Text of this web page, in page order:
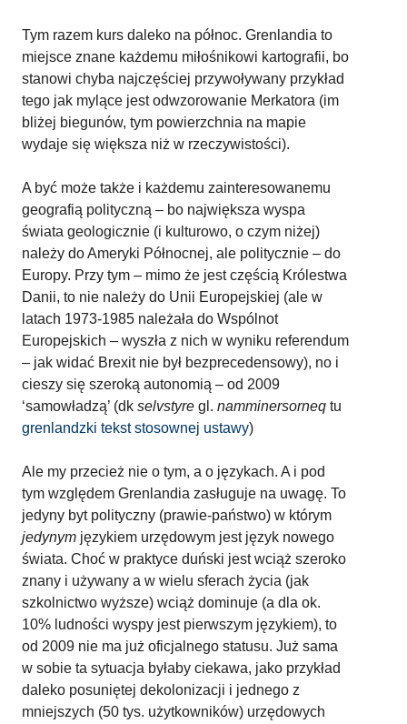
Tym razem kurs daleko na północ. Grenlandia to
miejsce znane każdemu miłośnikowi kartografii, bo
stanowi chyba najczęściej przywoływany przykład
tego jak mylące jest odwzorowanie Merkatora (im
bliżej biegunów, tym powierzchnia na mapie
wydaje się większa niż w rzeczywistości).
A być może także i każdemu zainteresowanemu
geografią polityczną – bo największa wyspa
świata geologicznie (i kulturowo, o czym niżej)
należy do Ameryki Północnej, ale politycznie – do
Europy. Przy tym – mimo że jest częścią Królestwa
Danii, to nie należy do Unii Europejskiej (ale w
latach 1973-1985 należała do Wspólnot
Europejskich – wyszła z nich w wyniku referendum
– jak widać Brexit nie był bezprecedensowy), no i
cieszy się szeroką autonomią – od 2009
‘samowładzą’ (dk selvstyre gl. namminersorneq tu
grenlandzki tekst stosownej ustawy)
Ale my przecież nie o tym, a o językach. A i pod
tym względem Grenlandia zasługuje na uwagę. To
jedyny byt polityczny (prawie-państwo) w którym
jedynym językiem urzędowym jest język nowego
świata. Choć w praktyce duński jest wciąż szeroko
znany i używany a w wielu sferach życia (jak
szkolnictwo wyższe) wciąż dominuje (a dla ok.
10% ludności wyspy jest pierwszym językiem), to
od 2009 nie ma już oficjalnego statusu. Już sama
w sobie ta sytuacja byłaby ciekawa, jako przykład
daleko posuniętej dekolonizacji i jednego z
mniejszych (50 tys. użytkowników) urzędowych